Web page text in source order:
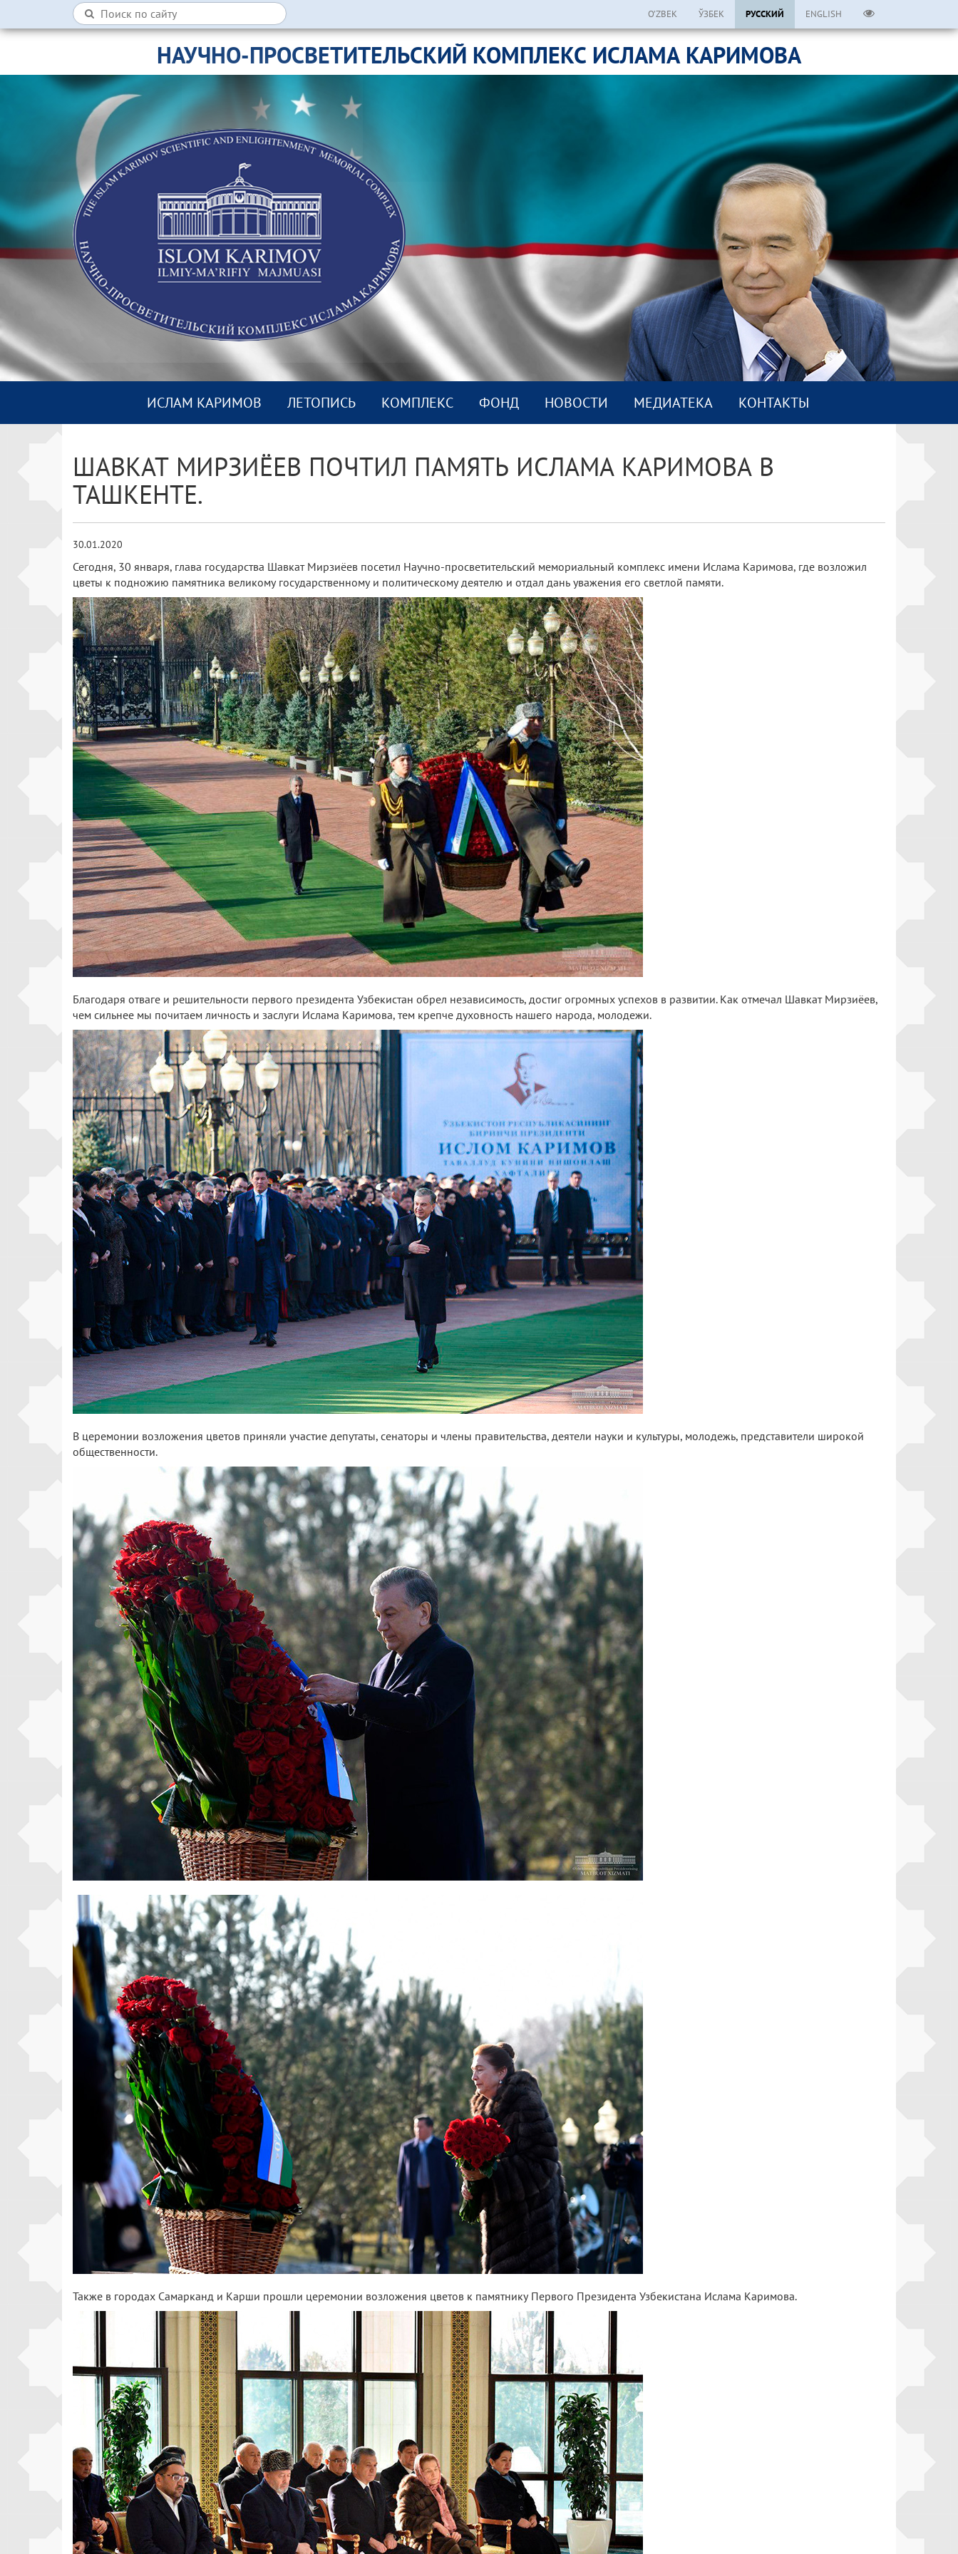
O’ZBEK ЎЗБЕК РУССКИЙ ENGLISH
НАУЧНО-ПРОСВЕТИТЕЛЬСКИЙ КОМПЛЕКС ИСЛАМА КАРИМОВА
ИСЛАМ КАРИМОВ ЛЕТОПИСЬ КОМПЛEКС ФОНД НОВОСТИ МEДИАТEКА КОНТАКТЫ
ШАВКАТ МИРЗИЁЕВ ПОЧТИЛ ПАМЯТЬ ИСЛАМА КАРИМОВА В
ТАШКЕНТЕ.
30.01.2020
Сегодня, 30 января, глава государства Шавкат Мирзиёев посетил Научно-просветительский мемориальный комплекс имени Ислама Каримова, где возложил
цветы к подножию памятника великому государственному и политическому деятелю и отдал дань уважения его светлой памяти.
Благодаря отваге и решительности первого президента Узбекистан обрел независимость, достиг огромных успехов в развитии. Как отмечал Шавкат Мирзиёев,
чем сильнее мы почитаем личность и заслуги Ислама Каримова, тем крепче духовность нашего народа, молодежи.
В церемонии возложения цветов приняли участие депутаты, сенаторы и члены правительства, деятели науки и культуры, молодежь, представители широкой
общественности.
Также в городах Самарканд и Карши прошли церемонии возложения цветов к памятнику Первого Президента Узбекистана Ислама Каримова.